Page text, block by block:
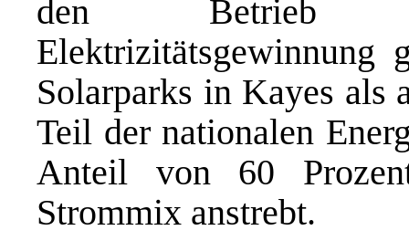
den Betrieb
Elektrizitätsgewinnung
Solarparks in Kayes als
Teil der nationalen
Anteil von 60
Strommix anstrebt.